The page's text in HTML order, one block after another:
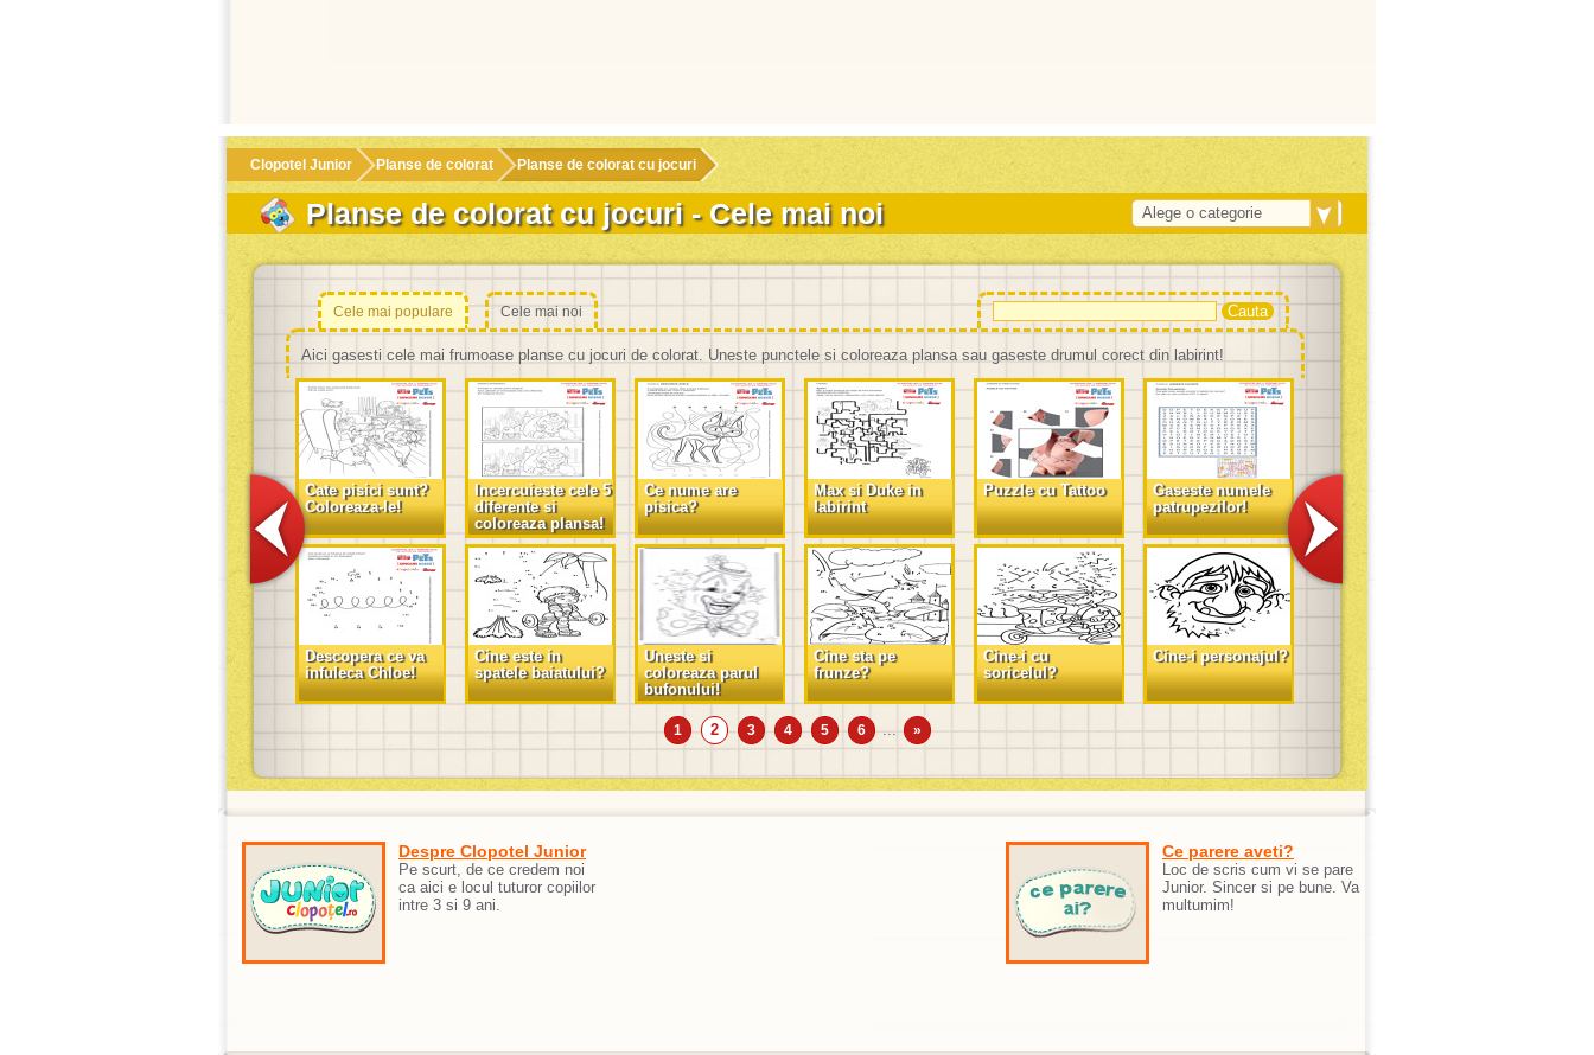
Clopotel Junior Planse de colorat Planse de colorat cu jocuri
Planse de colorat cu jocuri - Cele mai noi Alege o categorie
Cele mai populare Cele mai noi
Aici gasesti cele mai frumoase planse cu jocuri de colorat. Uneste punctele si coloreaza plansa sau gaseste drumul corect din labirint!
Cate pisici sunt?
Coloreaza-le!
Incercuieste cele 5
diferente si
coloreaza plansa!
Ce nume are
pisica?
Max si Duke in
labirint
Puzzle cu Tattoo
Gaseste numele
patrupezilor!
Descopera ce va
infuleca Chloe!
Cine este in
spatele baiatului?
Uneste si
coloreaza parul
bufonului!
Cine sta pe
frunze?
Cine-i cu
soricelul?
Cine-i personajul?
1 2 3 4 5 6 ... »
Despre Clopotel Junior
Pe scurt, de ce credem noi
ca aici e locul tuturor copiilor
intre 3 si 9 ani.
Ce parere aveti?
Loc de scris cum vi se pare
Junior. Sincer si pe bune. Va
multumim!